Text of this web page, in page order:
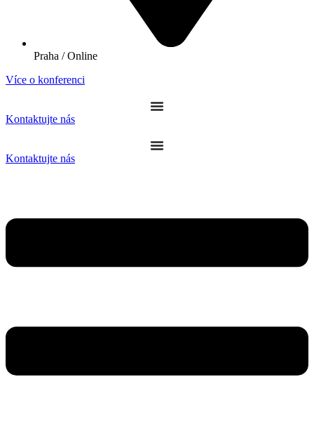
Praha / Online
Více o konferenci
Kontaktujte nás
Kontaktujte nás